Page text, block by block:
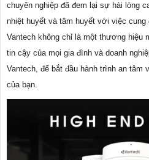
chuyên nghiệp đã đem lại sự hài lòng
nhiệt huyết và tâm huyết với việc cung
Vantech không chỉ là một thương hiệu
tin cậy của mọi gia đình và doanh
Vantech, để bắt đầu hành trình an tâm
của bạn.